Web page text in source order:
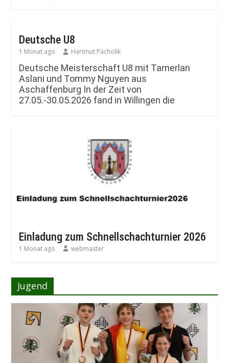
Deutsche U8
1 Monat ago Hartmut Pacholik
Deutsche Meisterschaft U8 mit Tamerlan
Aslani und Tommy Nguyen aus
Aschaffenburg In der Zeit von
27.05.-30.05.2026 fand in Willingen die
Einladung zum Schnellschachturnier 2026
1 Monat ago webmaster
Jugend